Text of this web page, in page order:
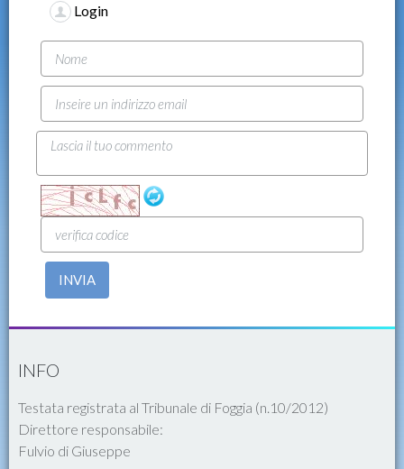
Login
INVIA
INFO
Testata registrata al Tribunale di Foggia (n.10/2012)
Direttore responsabile:
Fulvio di Giuseppe